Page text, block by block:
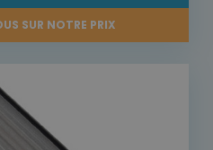
SUR NOTRE PRIX